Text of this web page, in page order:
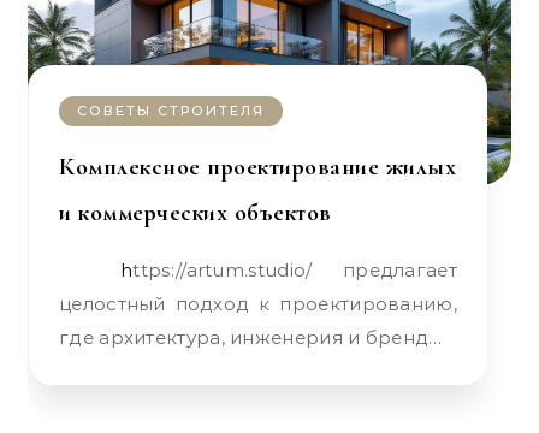
СОВЕТЫ СТРОИТЕЛЯ
Комплексное проектирование жилых
и коммерческих объектов
https://artum.studio/ предлагает
целостный подход к проектированию,
где архитектура, инженерия и бренд…